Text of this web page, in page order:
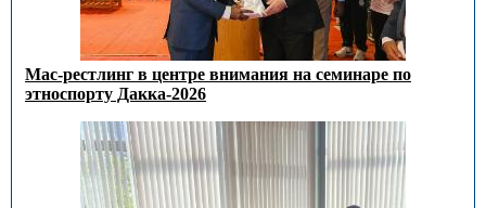
Мас-рестлинг в центре внимания на семинаре по
этноспорту Дакка-2026